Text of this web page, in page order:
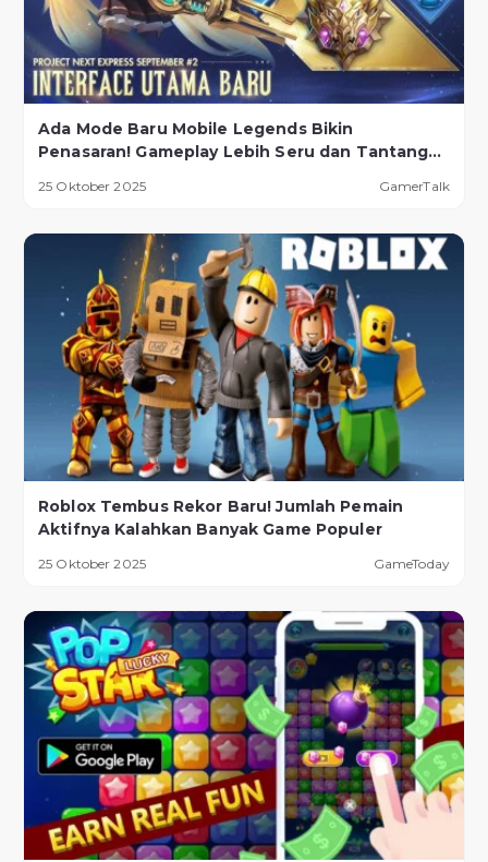
Ada Mode Baru Mobile Legends Bikin
Penasaran! Gameplay Lebih Seru dan Tantangan
25 Oktober 2025 GamerTalk
Roblox Tembus Rekor Baru! Jumlah Pemain
Aktifnya Kalahkan Banyak Game Populer
25 Oktober 2025 GameToday